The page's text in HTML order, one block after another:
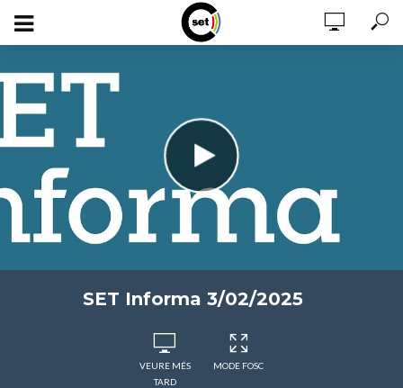
SET Informa 3/02/2025
VEURE MÉS
TARD
MODE FOSC